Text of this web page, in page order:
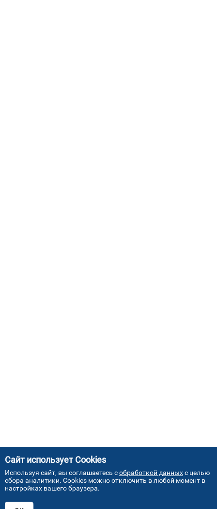
АДРЕСА НАШИХ СЕРВИСНЫХ
Сайт использует Cookies
Используя сайт, вы соглашаетесь собработкой данныхс целью
сбора аналитики. Cookies можно отключить в любой момент в
настройках вашего браузера.